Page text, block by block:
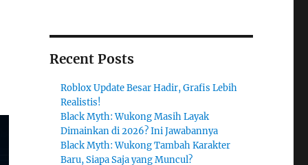
Recent Posts
Roblox Update Besar Hadir, Grafis Lebih
Realistis!
Black Myth: Wukong Masih Layak
Dimainkan di 2026? Ini Jawabannya
Black Myth: Wukong Tambah Karakter
Baru, Siapa Saja yang Muncul?